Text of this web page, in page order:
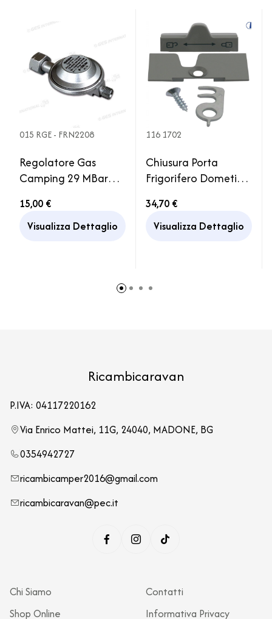
015 RGE - FRN2208
Regolatore Gas
Camping 29 MBar
15,00 €
Visualizza Dettaglio
116 1702
Chiusura Porta
Frigorifero Dometic
7000 Grigio Camper
34,70 €
Visualizza Dettaglio
Ricambicaravan
P.IVA: 04117220162
Via Enrico Mattei, 11G, 24040, MADONE, BG
0354942727
ricambicamper2016@gmail.com
ricambicaravan@pec.it
Chi Siamo
Shop Online
Contatti
Informativa Privacy